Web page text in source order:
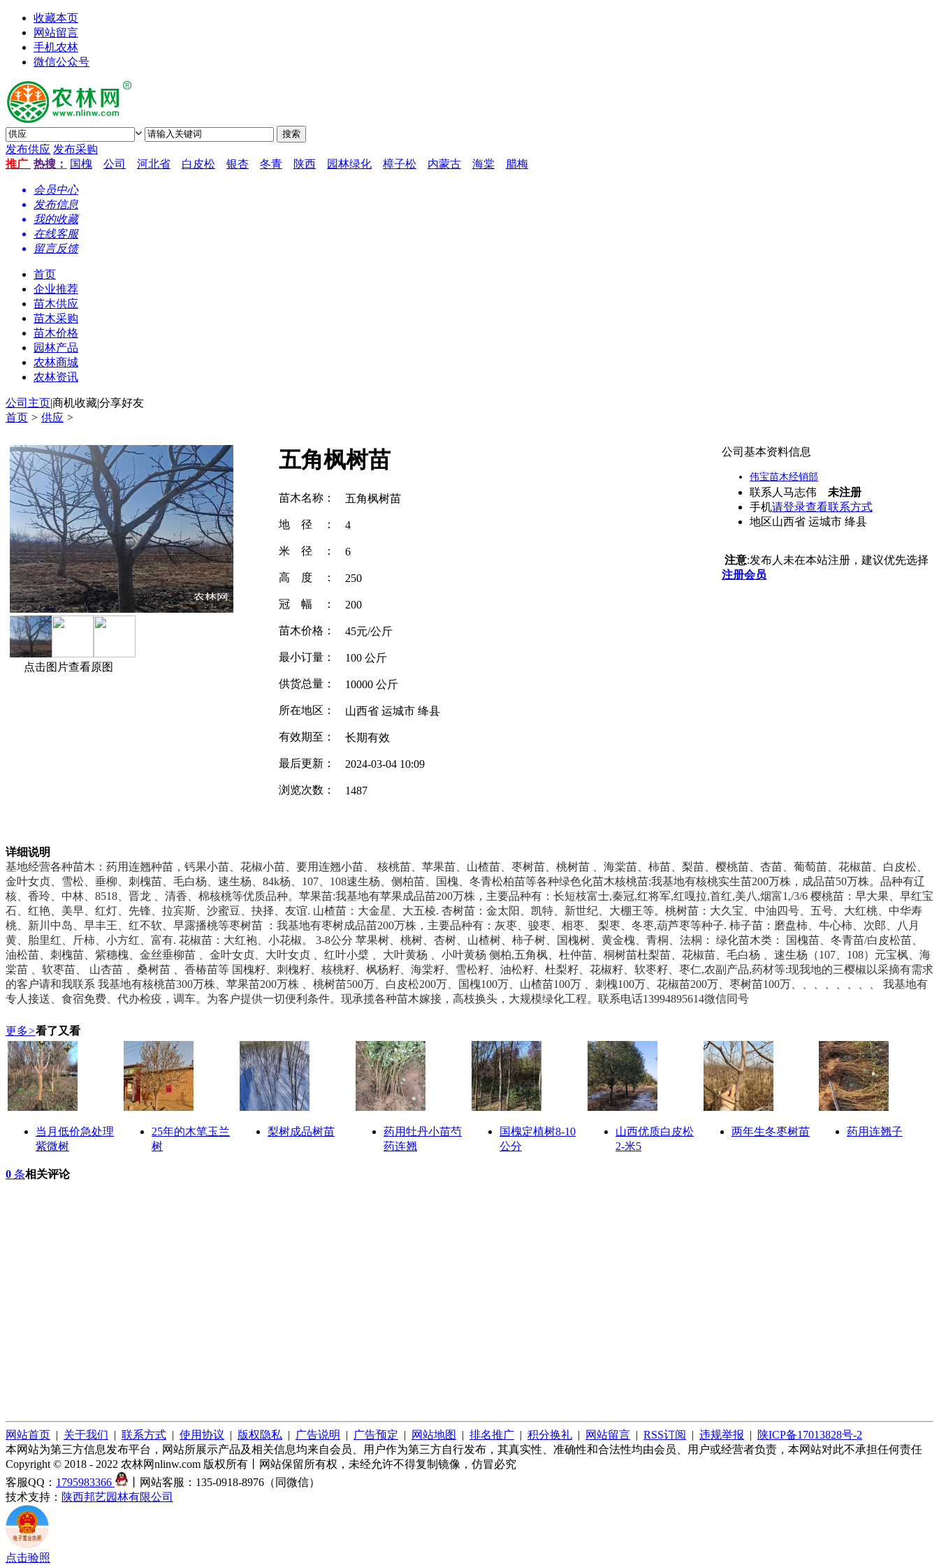
收藏本页
网站留言
手机农林
微信公众号
发布供应 发布采购
推广 热搜： 国槐 公司 河北省 白皮松 银杏 冬青 陕西 园林绿化 樟子松 内蒙古 海棠 腊梅
会员中心
发布信息
我的收藏
在线客服
留言反馈
首页
企业推荐
苗木供应
苗木采购
苗木价格
园林产品
农林商城
农林资讯
公司主页|商机收藏|分享好友
首页 > 供应 >
点击图片查看原图
五角枫树苗
苗木名称： 五角枫树苗
地径： 4
米径： 6
高度： 250
冠幅： 200
苗木价格： 45元/公斤
最小订量： 100 公斤
供货总量： 10000 公斤
所在地区： 山西省 运城市 绛县
有效期至： 长期有效
最后更新： 2024-03-04 10:09
浏览次数： 1487
公司基本资料信息
伟宝苗木经销部
联系人 马志伟 未注册
手机请登录查看联系方式
地区山西省 运城市 绛县
注意:发布人未在本站注册，建议优先选择
注册会员
详细说明
基地经营各种苗木：药用连翘种苗，钙果小苗、花椒小苗、要用连翘小苗、 核桃苗、苹果苗、山楂苗、枣树苗、桃树苗 、海棠苗、柿苗、梨苗、樱桃苗、杏苗、葡萄苗、花椒苗、白皮松、
金叶女贞、雪松、垂柳、刺槐苗、毛白杨、速生杨、84k杨、107、108速生杨、侧柏苗、国槐、冬青松柏苗等各种绿色化苗木核桃苗:我基地有核桃实生苗200万株，成品苗50万株。品种有辽
核、香玲、中林、8518、晋龙 、清香、棉核桃等优质品种。苹果苗:我基地有苹果成品苗200万株，主要品种有：长短枝富士,秦冠,红将军,红嘎拉,首红,美八,烟富1,/3/6 樱桃苗：早大果、早红宝
石、红艳、美早、红灯、先锋、拉宾斯、沙蜜豆、抉择、友谊. 山楂苗：大金星、大五棱. 杏树苗：金太阳、凯特、新世纪、大棚王等。桃树苗：大久宝、中油四号、五号、大红桃、中华寿
桃、新川中岛、早丰王、红不软、早露播桃等枣树苗 ：我基地有枣树成品苗200万株，主要品种有：灰枣、骏枣、相枣、 梨枣、冬枣,葫芦枣等种子. 柿子苗：磨盘柿、牛心柿、次郎、八月
黄、胎里红、斤柿、小方红、富有. 花椒苗：大红袍、小花椒。 3-8公分 苹果树、桃树、杏树、山楂树、柿子树、国槐树、黄金槐、青桐、法桐： 绿化苗木类： 国槐苗、冬青苗/白皮松苗、
油松苗、刺槐苗、紫穗槐、金丝垂柳苗 、金叶女贞、大叶女贞 、红叶小檗 、大叶黄杨 、小叶黄杨 侧柏,五角枫、杜仲苗、桐树苗杜梨苗、花椒苗、毛白杨 、速生杨（107、108）元宝枫、海
棠苗 、软枣苗、 山杏苗 、桑树苗 、香椿苗等 国槐籽、刺槐籽、核桃籽、枫杨籽、海棠籽、雪松籽、油松籽、杜梨籽、花椒籽、软枣籽、枣仁,农副产品,药材等:现我地的三樱椒以采摘有需求
的客户请和我联系 我基地有核桃苗300万株、苹果苗200万株 、桃树苗500万、白皮松200万、国槐100万、山楂苗100万 、刺槐100万、花椒苗200万、枣树苗100万、、、、、、、、 我基地有
专人接送、食宿免费、代办检疫，调车。为客户提供一切便利条件。现承揽各种苗木嫁接，高枝换头，大规模绿化工程。联系电话13994895614微信同号
更多>看了又看
当月低价急处理
紫微树
25年的木笔玉兰
树
梨树成品树苗
药用牡丹小苗芍
药连翘
国槐定植树8-10
公分
山西优质白皮松
2-米5
两年生冬枣树苗 药用连翘子
0 条相关评论
网站首页 | 关于我们 | 联系方式 | 使用协议 | 版权隐私 | 广告说明 | 广告预定 | 网站地图 | 排名推广 | 积分换礼 | 网站留言 | RSS订阅 | 违规举报 |
陕ICP备17013828号-2
本网站为第三方信息发布平台，网站所展示产品及相关信息均来自会员、用户作为第三方自行发布，其真实性、准确性和合法性均由会员、用户或经营者负责，本网站对此不承担任何责任
Copyright © 2018 - 2022 农林网nlinw.com 版权所有丨网站保留所有权，未经允许不得复制镜像，仿冒必究
客服QQ： 1795983366
丨网站客服：135-0918-8976（同微信）
技术支持： 陕西邦艺园林有限公司
点击验照